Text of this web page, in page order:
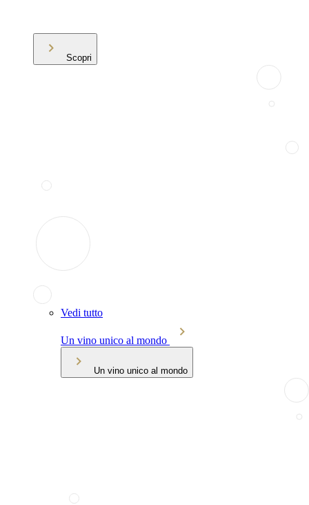
Scopri
Vedi tutto
Un vino unico al mondo
Un vino unico al mondo